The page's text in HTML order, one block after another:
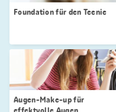
Foundation für den Teenie
Augen-Make-up für